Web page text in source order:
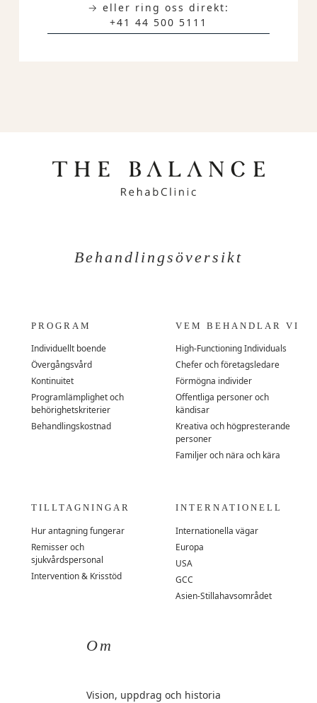
→ eller ring oss direkt:
+41 44 500 5111
Behandlingsöversikt
PROGRAM
Individuellt boende
Övergångsvård
Kontinuitet
Programlämplighet och
behörighetskriterier
Behandlingskostnad
VEM BEHANDLAR VI
High-Functioning Individuals
Chefer och företagsledare
Förmögna individer
Offentliga personer och
kändisar
Kreativa och högpresterande
personer
Familjer och nära och kära
TILLTAGNINGAR
Hur antagning fungerar
Remisser och
sjukvårdspersonal
Intervention & Krisstöd
INTERNATIONELL
Internationella vägar
Europa
USA
GCC
Asien-Stillahavsområdet
Om
Vision, uppdrag och historia